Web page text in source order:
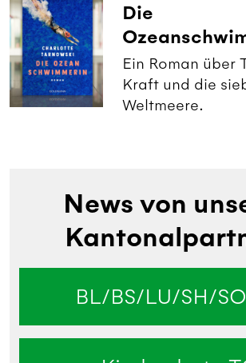
Die
Ein Roman über
Kraft und die
Weltmeere.
News von
BL/BS/LU/SH/